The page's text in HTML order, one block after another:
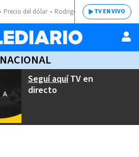
Precio del dólar Rodrigo ChavesTV EN VIVO
NACIONAL
Seguí aquíTV en
directo